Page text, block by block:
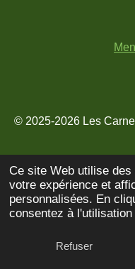
Ce site Web utilise
votre expérience et
personnalisées. En
consentez à
Refuser
r
a
© 2025-2026 Les
E-mail